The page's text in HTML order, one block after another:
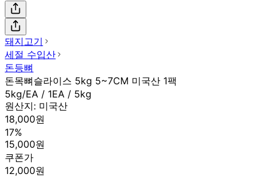
돼지고기
세절 수입산
돈등뼈
돈목뼈슬라이스 5kg 5~7CM 미국산 1팩
5kg/EA / 1EA / 5kg
원산지: 미국산
18,000원
17%
15,000원
쿠폰가
12,000원